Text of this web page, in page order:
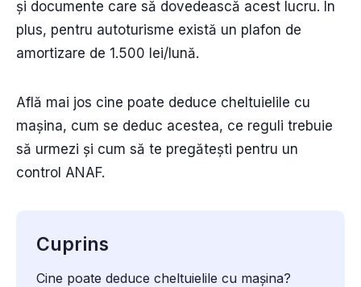
și documente care să dovedească acest lucru. În
plus, pentru autoturisme există un plafon de
amortizare de 1.500 lei/lună.
Află mai jos cine poate deduce cheltuielile cu
mașina, cum se deduc acestea, ce reguli trebuie
să urmezi și cum să te pregătești pentru un
control ANAF.
Cuprins
Cine poate deduce cheltuielile cu mașina?